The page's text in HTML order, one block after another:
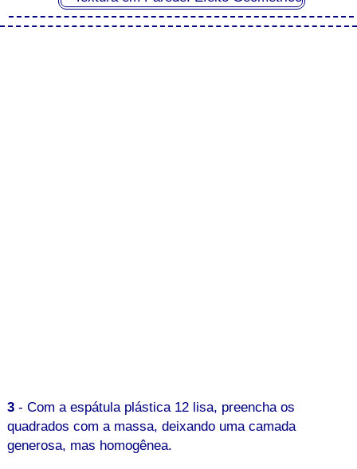
3- Com a espátula plástica 12 lisa, preencha os
quadrados com a massa, deixando uma camada
generosa, mas homogênea.